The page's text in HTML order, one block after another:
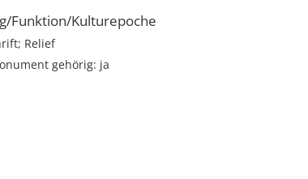
Funktion/Kulturepoche
Relief
gehörig: ja